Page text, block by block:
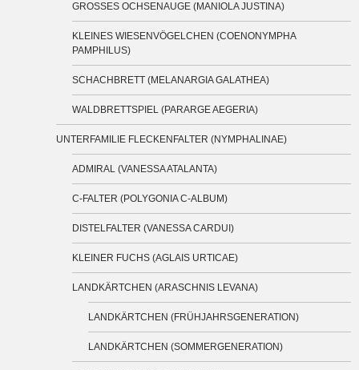
GROSSES OCHSENAUGE (MANIOLA JUSTINA)
KLEINES WIESENVÖGELCHEN (COENONYMPHA
PAMPHILUS)
SCHACHBRETT (MELANARGIA GALATHEA)
WALDBRETTSPIEL (PARARGE AEGERIA)
UNTERFAMILIE FLECKENFALTER (NYMPHALINAE)
ADMIRAL (VANESSA ATALANTA)
C-FALTER (POLYGONIA C-ALBUM)
DISTELFALTER (VANESSA CARDUI)
KLEINER FUCHS (AGLAIS URTICAE)
LANDKÄRTCHEN (ARASCHNIS LEVANA)
LANDKÄRTCHEN (FRÜHJAHRSGENERATION)
LANDKÄRTCHEN (SOMMERGENERATION)